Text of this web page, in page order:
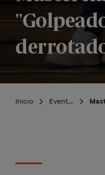
Inicio Eventos